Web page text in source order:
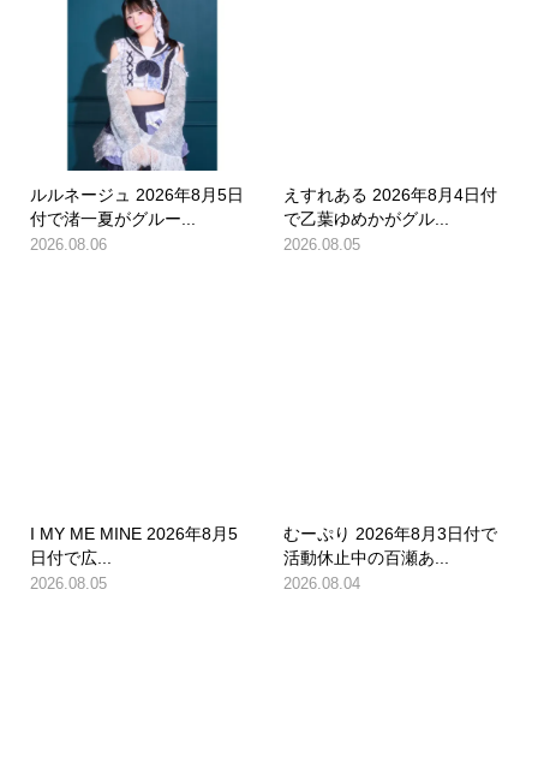
ルルネージュ 2026年8月5日
付で渚一夏がグルー...
2026.08.06
えすれある 2026年8月4日付
で乙葉ゆめかがグル...
2026.08.05
I MY ME MINE 2026年8月5
日付で広...
2026.08.05
むーぷり 2026年8月3日付で
活動休止中の百瀬あ...
2026.08.04